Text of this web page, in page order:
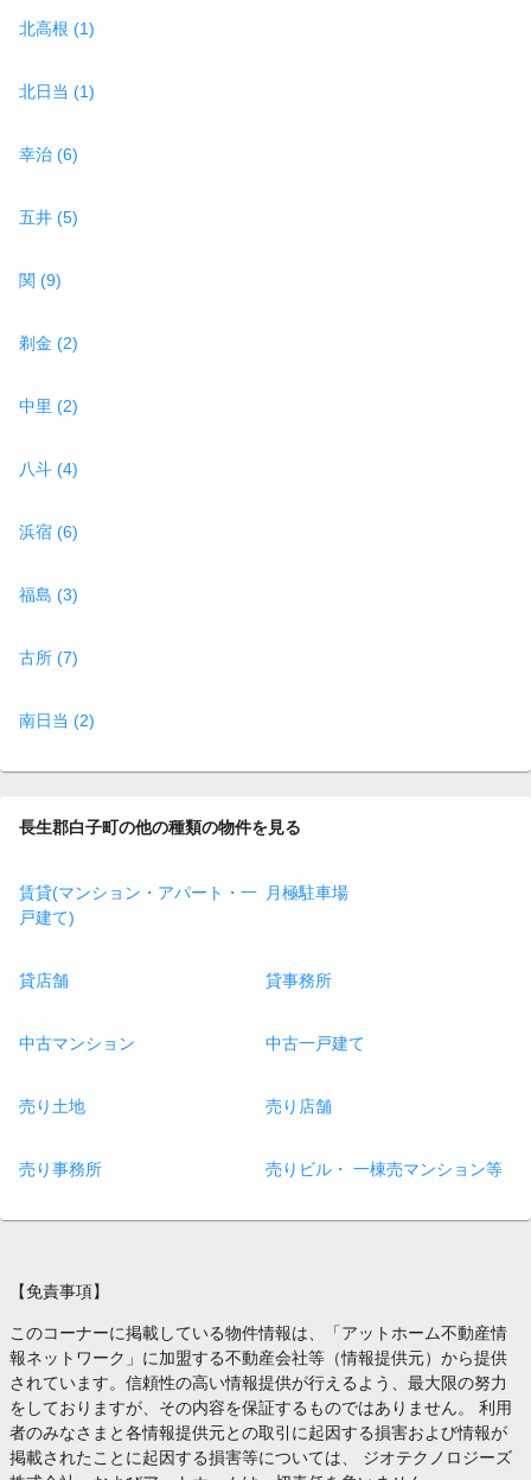
北高根 (1)
北日当 (1)
幸治 (6)
五井 (5)
関 (9)
剃金 (2)
中里 (2)
八斗 (4)
浜宿 (6)
福島 (3)
古所 (7)
南日当 (2)
長生郡白子町の他の種類の物件を見る
賃貸(マンション・アパート・一
戸建て)
月極駐車場
貸店舗 貸事務所
中古マンション 中古一戸建て
売り土地 売り店舗
売り事務所 売りビル・ 一棟売マンション等
【免責事項】
このコーナーに掲載している物件情報は、「アットホーム不動産情
報ネットワーク」に加盟する不動産会社等（情報提供元）から提供
されています。信頼性の高い情報提供が行えるよう、最大限の努力
をしておりますが、その内容を保証するものではありません。 利用
者のみなさまと各情報提供元との取引に起因する損害および情報が
掲載されたことに起因する損害等については、 ジオテクノロジーズ